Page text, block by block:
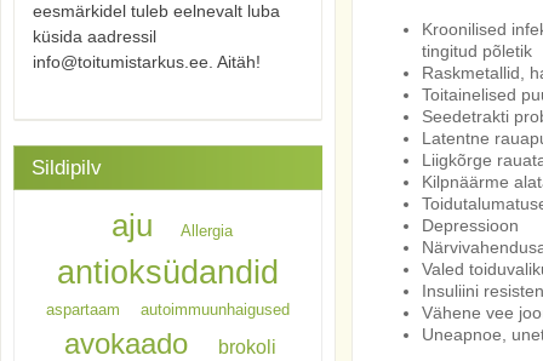
Kroonilised
tingitud põletik
Raskmetallid,
Toitainelised
Seedetrakti
Latentne
Liigkõrge
Kilpnäärme
Depressioon
Valed
Insuliini
Vähene vee
Uneapnoe,
eesmärkidel tuleb eelnevalt luba
küsida aadressil
info@toitumistarkus.ee. Aitäh!
Sildipilv
aju Allergia
antioksüdandid
aspartaam autoimmuunhaigused
avokaado brokoli